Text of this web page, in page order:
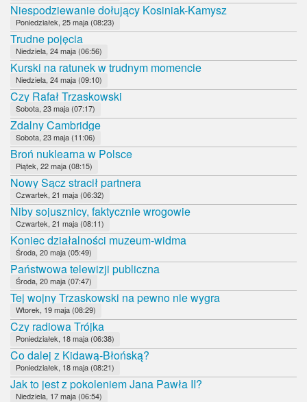
Niespodziewanie dołujący Kosiniak-Kamysz
Poniedziałek, 25 maja (08:23)
Trudne pojęcia
Niedziela, 24 maja (06:56)
Kurski na ratunek w trudnym momencie
Niedziela, 24 maja (09:10)
Czy Rafał Trzaskowski
Sobota, 23 maja (07:17)
Zdalny Cambridge
Sobota, 23 maja (11:06)
Broń nuklearna w Polsce
Piątek, 22 maja (08:15)
Nowy Sącz stracił partnera
Czwartek, 21 maja (06:32)
Niby sojusznicy, faktycznie wrogowie
Czwartek, 21 maja (08:11)
Koniec działalności muzeum-widma
Środa, 20 maja (05:49)
Państwowa telewizji publiczna
Środa, 20 maja (07:47)
Tej wojny Trzaskowski na pewno nie wygra
Wtorek, 19 maja (08:29)
Czy radiowa Trójka
Poniedziałek, 18 maja (06:38)
Co dalej z Kidawą-Błońską?
Poniedziałek, 18 maja (08:21)
Jak to jest z pokoleniem Jana Pawła II?
Niedziela, 17 maja (06:54)